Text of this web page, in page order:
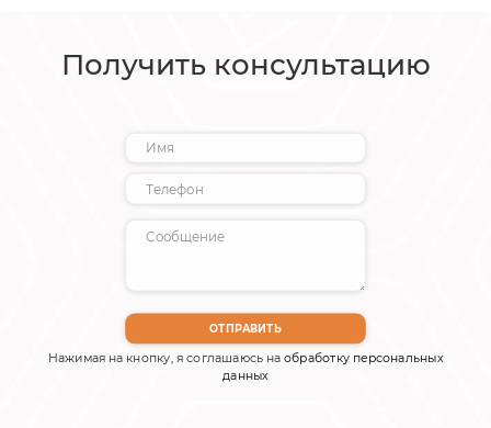
Получить консультацию
Нажимая на кнопку, я соглашаюсь наобработку персональных
данных